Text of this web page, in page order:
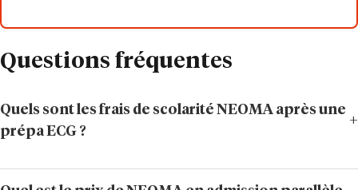
Questions fréquentes
Quels sont les frais de scolarité NEOMA après une
prépa ECG ?